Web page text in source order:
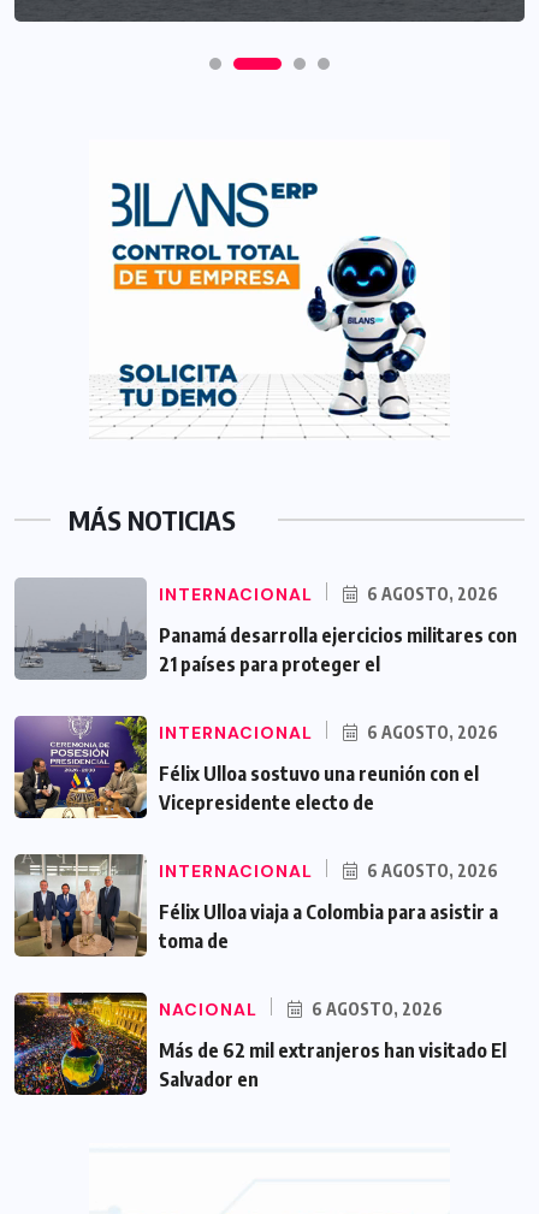
MÁS NOTICIAS
INTERNACIONAL 6 AGOSTO, 2026
Panamá desarrolla ejercicios militares con
21 países para proteger el
INTERNACIONAL 6 AGOSTO, 2026
Félix Ulloa sostuvo una reunión con el
Vicepresidente electo de
INTERNACIONAL 6 AGOSTO, 2026
Félix Ulloa viaja a Colombia para asistir a
toma de
NACIONAL 6 AGOSTO, 2026
Más de 62 mil extranjeros han visitado El
Salvador en